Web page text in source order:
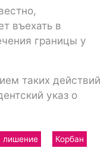
въехать в
границы у
таких действий
указ о
лишение Корбан